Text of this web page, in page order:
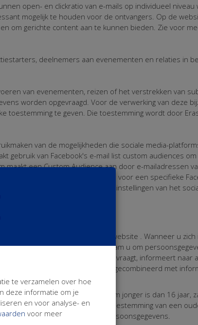
open- en clickratio van e-mails op individueel
mogelijk te houden voor de ontvangers. Op de
om gerichte content aan te kunnen bieden. Zie voor
deelnemers aan evenementen en relaties in
van evenementen, reizen of het verstrekken van
worden opgevraagd. Voor de verwerking van deze
toestemming te geven. Die toestemming wordt door
van de mogelijkheden die sociale media-
gebruik van Facebook's e-mail list custom audiences
een Custom Audience aan door e-mailadressen
gekoppeld aan of uitgesloten voor een specifieke
te meten. Via de privacy instellingen van het
wijzigen.
formulieren op deze website . Wanneer u
Erasmus University Rotterdam u om
mail) nieuwsbrief, informatie opvraagt, informeert naar
Rotterdam gevalideerd of gecombineerd met
Erasmus University Rotterdam jonger is dan 16 jaar,
of deze gegevens met toestemming van een
tot verwerking van de persoonsgegevens.
te verzamelen over hoe
deze informatie om je
en voor analyse- en
voor meer